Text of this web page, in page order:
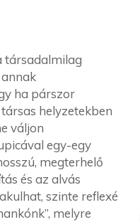
társadalmilag
ha párszor
helyzetekben
váljon
egy-egy
megterhelő
és az alvás
szinte reflexé
melyre